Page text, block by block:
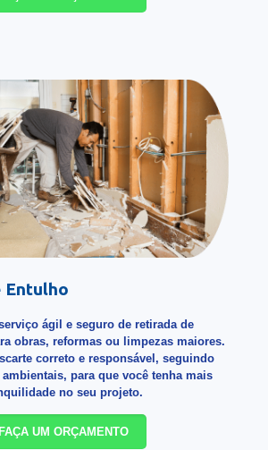
Entulho
ágil e seguro de retirada de
obras, reformas ou limpezas maiores.
correto e responsável, seguindo
para que você tenha mais
no seu projeto.
FAÇA UM ORÇAMENTO